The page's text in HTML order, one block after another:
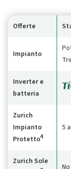
Offerte
Impianto
Inverter e
batteria
Zurich
Impianto
Protetto4
5
Zurich Sole
No